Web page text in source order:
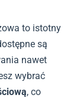
to istotny
są
nawet
wybrać
, co